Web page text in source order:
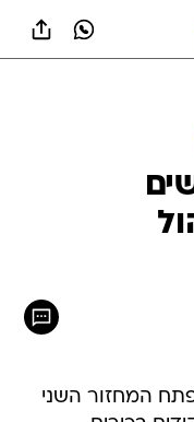
בנשים
המחזור השני